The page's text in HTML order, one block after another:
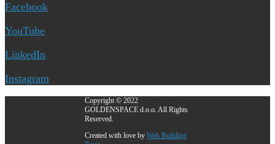
Facebook
YouTube
LinkedIn
Instagram
Copyright © 2022
GOLDENSPACE d.o.o. All Rights
Reserved.
Created with love by Web Building